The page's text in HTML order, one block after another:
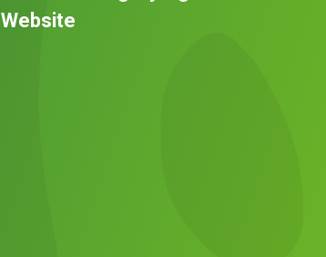
Website